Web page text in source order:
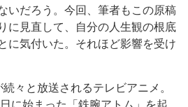
いだろう。今回、筆者もこの原稿
に見直して、自分の人生観の根底
に気付いた。それほど影響を受け
々と放送されるテレビアニメ。
に始まった「鉄腕アトム」を起